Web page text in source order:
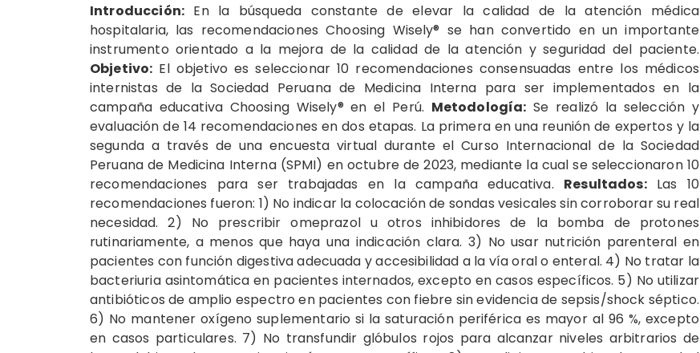
Introducción:En la búsqueda constante de elevar la calidad de la atención médica
hospitalaria, las recomendaciones Choosing Wisely® se han convertido en un importante
instrumento orientado a la mejora de la calidad de la atención y seguridad del paciente.
Objetivo: El objetivo es seleccionar 10 recomendaciones consensuadas entre los médicos
internistas de la Sociedad Peruana de Medicina Interna para ser implementados en la
campaña educativa Choosing Wisely® en el Perú. Metodología: Se realizó la selección y
evaluación de 14 recomendaciones en dos etapas. La primera en una reunión de expertos y la
segunda a través de una encuesta virtual durante el Curso Internacional de la Sociedad
Peruana de Medicina Interna (SPMI) en octubre de 2023, mediante la cual se seleccionaron 10
recomendaciones para ser trabajadas en la campaña educativa. Resultados:Las 10
recomendaciones fueron: 1) No indicar la colocación de sondas vesicales sin corroborar su real
necesidad. 2) No prescribir omeprazol u otros inhibidores de la bomba de protones
rutinariamente, a menos que haya una indicación clara. 3) No usar nutrición parenteral en
pacientes con función digestiva adecuada y accesibilidad a la vía oral o enteral. 4) No tratar la
bacteriuria asintomática en pacientes internados, excepto en casos específicos. 5) No utilizar
antibióticos de amplio espectro en pacientes con fiebre sin evidencia de sepsis/shock séptico.
6) No mantener oxígeno suplementario si la saturación periférica es mayor al 96 %, excepto
en casos particulares. 7) No transfundir glóbulos rojos para alcanzar niveles arbitrarios de